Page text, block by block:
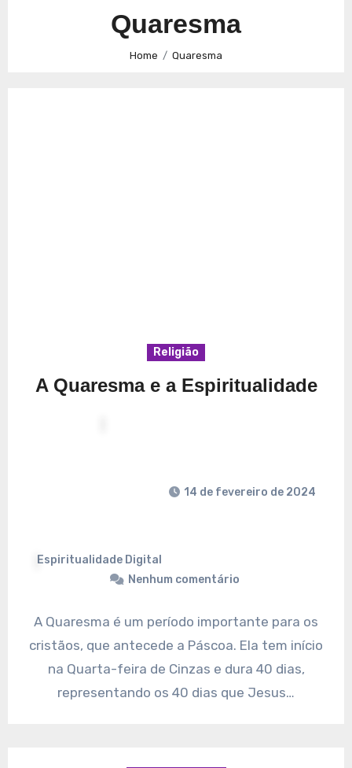
Caminhos para a Plenitude no Presente
Espiritualidade: Conexão e Significado no Presente
Quaresma
Home Quaresma
Religião
A Quaresma e a Espiritualidade
Espiritualidade Digital
14 de fevereiro de 2024
Nenhum comentário
A Quaresma é um período importante para os
cristãos, que antecede a Páscoa. Ela tem início
na Quarta-feira de Cinzas e dura 40 dias,
representando os 40 dias que Jesus…